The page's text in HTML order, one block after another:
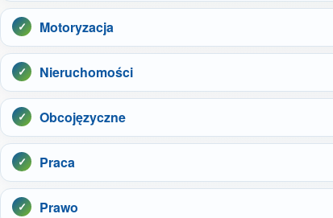
Motoryzacja
Nieruchomości
Obcojęzyczne
Praca
Prawo